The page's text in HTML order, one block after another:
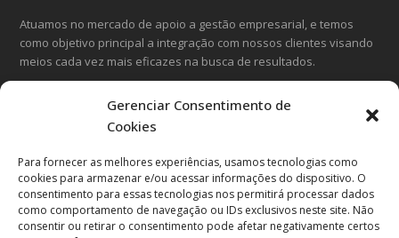
Gerenciar Consentimento de
Cookies
Para fornecer as melhores experiências, usamos tecnologias como
cookies para armazenar e/ou acessar informações do dispositivo. O
consentimento para essas tecnologias nos permitirá processar dados
como comportamento de navegação ou IDs exclusivos neste site. Não
consentir ou retirar o consentimento pode afetar negativamente certos
Atuamos no mercado de apoio a gestão empresarial, e temos
como objetivo principal a integração com nossos clientes visando
meios cada vez mais eficazes na busca de resultados.
FacebookInstagram
Entre em contato
Avenida Cândido Hartmann, 570
20º andar, Curitiba-PR